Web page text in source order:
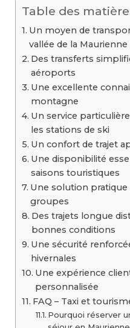
Table des
Un moyen de
vallée de la Maurienne
Des transferts
aéroports
Une excellente
montagne
Un service
les stations de ski
Un confort de trajet
Une disponibilité
saisons touristiques
Une solution
groupes
Des trajets longue
bonnes conditions
Une sécurité
hivernales
Une expérience
personnalisée
FAQ – Taxi et
Pourquoi réserver